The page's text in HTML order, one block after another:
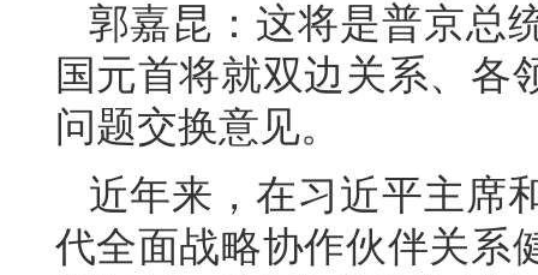
郭嘉昆：这将是普京总
国元首将就双边关系、各
问题交换意见。
近年来，在习近平主席
代全面战略协作伙伴关系